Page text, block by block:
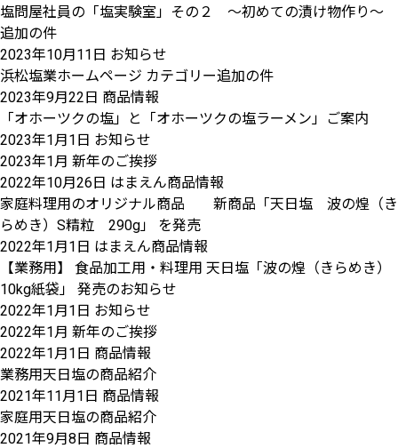
塩問屋社員の「塩実験室」その２ ～初めての漬け物作り～
追加の件
2023年10月11日 お知らせ
浜松塩業ホームページ カテゴリー追加の件
2023年9月22日 商品情報
「オホーツクの塩」と「オホーツクの塩ラーメン」ご案内
2023年1月1日 お知らせ
2023年1月 新年のご挨拶
2022年10月26日 はまえん商品情報
家庭料理用のオリジナル商品 新商品「天日塩 波の煌（き
らめき）S精粒 290g」 を発売
2022年1月1日 はまえん商品情報
【業務用】 食品加工用・料理用 天日塩「波の煌（きらめき）
10kg紙袋」 発売のお知らせ
2022年1月1日 お知らせ
2022年1月 新年のご挨拶
2022年1月1日 商品情報
業務用天日塩の商品紹介
2021年11月1日 商品情報
家庭用天日塩の商品紹介
2021年9月8日 商品情報